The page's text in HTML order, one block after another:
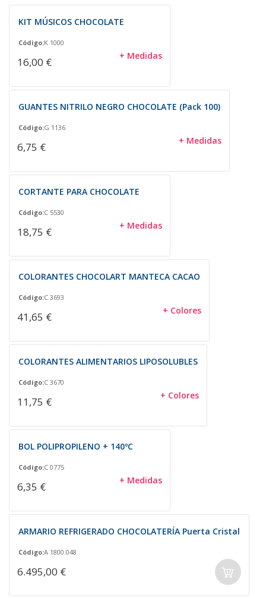
KIT MÚSICOS CHOCOLATE
Código:K 1000
16,00 € + Medidas
GUANTES NITRILO NEGRO CHOCOLATE (Pack 100)
Código:G 1136
6,75 € + Medidas
CORTANTE PARA CHOCOLATE
Código:C 5530
18,75 € + Medidas
COLORANTES CHOCOLART MANTECA CACAO
Código:C 3693
41,65 € + Colores
COLORANTES ALIMENTARIOS LIPOSOLUBLES
Código:C 3670
11,75 € + Colores
BOL POLIPROPILENO + 140ºC
Código:C 0775
6,35 € + Medidas
ARMARIO REFRIGERADO CHOCOLATERÍA Puerta Cristal
Código:A 1800.048
6.495,00 €